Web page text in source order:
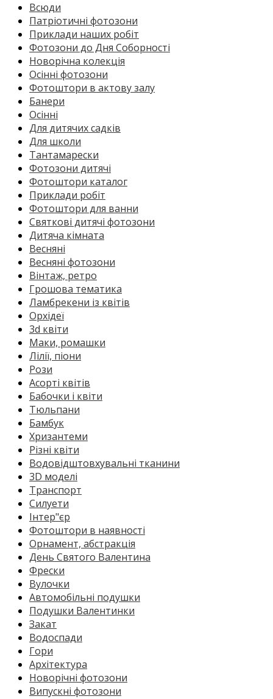
Всюди
Патріотичні фотозони
Приклади наших робіт
Фотозони до Дня Соборності
Новорічна колекція
Осінні фотозони
Фотоштори в актову залу
Банери
Осінні
Для дитячих садків
Для школи
Тантамарески
Фотозони дитячі
Фотоштори каталог
Приклади робіт
Фотоштори для ванни
Святкові дитячі фотозони
Дитяча кімната
Весняні
Весняні фотозони
Вінтаж, ретро
Грошова тематика
Ламбрекени із квітів
Орхідеї
3d квіти
Маки, ромашки
Лілії, піони
Рози
Асорті квітів
Бабочки і квіти
Тюльпани
Бамбук
Хризантеми
Різні квіти
Водовідштовхувальні тканини
3D моделі
Транспорт
Силуети
Інтер"єр
Фотоштори в наявності
Орнамент, абстракція
День Святого Валентина
Фрески
Вулочки
Автомобільні подушки
Подушки Валентинки
Закат
Водоспади
Гори
Архітектура
Новорічні фотозони
Випускні фотозони